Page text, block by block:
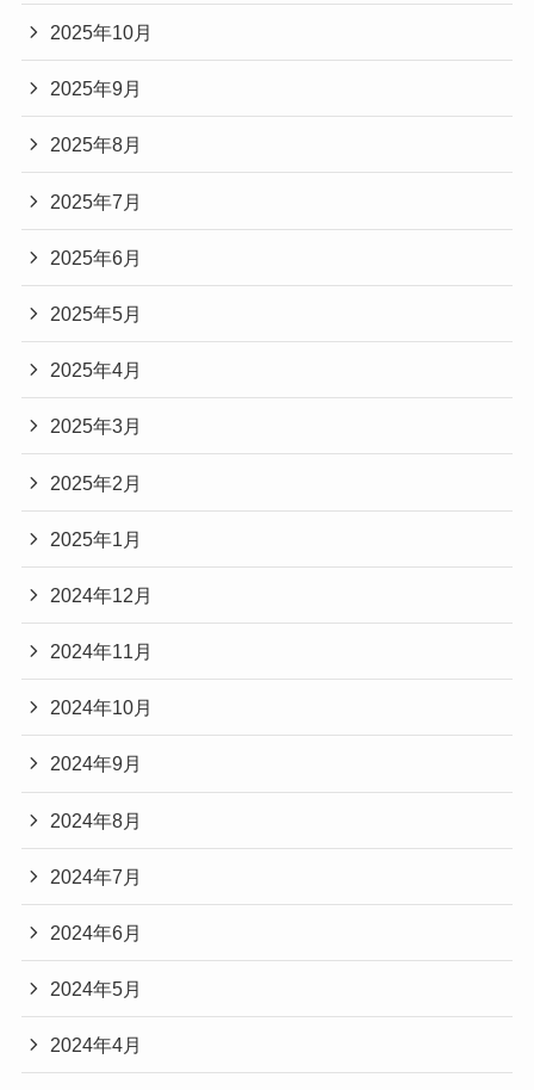
2025年10月
2025年9月
2025年8月
2025年7月
2025年6月
2025年5月
2025年4月
2025年3月
2025年2月
2025年1月
2024年12月
2024年11月
2024年10月
2024年9月
2024年8月
2024年7月
2024年6月
2024年5月
2024年4月